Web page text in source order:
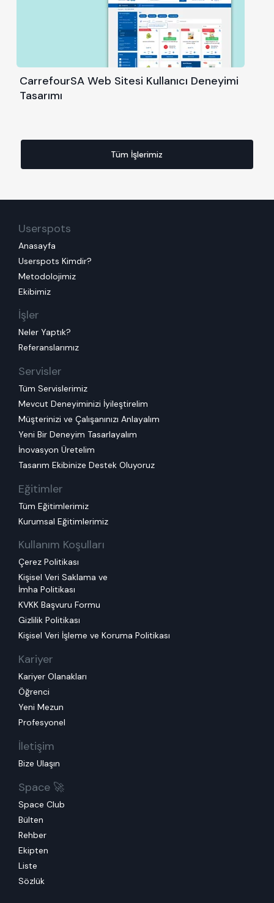
CarrefourSA Web Sitesi Kullanıcı Deneyimi
Tasarımı
Tüm İşlerimiz
Userspots
Anasayfa
Userspots Kimdir?
Metodolojimiz
Ekibimiz
İşler
Neler Yaptık?
Referanslarımız
Servisler
Tüm Servislerimiz
Mevcut Deneyiminizi İyileştirelim
Müşterinizi ve Çalışanınızı Anlayalım
Yeni Bir Deneyim Tasarlayalım
İnovasyon Üretelim
Tasarım Ekibinize Destek Oluyoruz
Eğitimler
Tüm Eğitimlerimiz
Kurumsal Eğitimlerimiz
Kullanım Koşulları
Çerez Politikası
Kişisel Veri Saklama ve
İmha Politikası
KVKK Başvuru Formu
Gizlilik Politikası
Kişisel Veri İşleme ve Koruma Politikası
Kariyer
Kariyer Olanakları
Öğrenci
Yeni Mezun
Profesyonel
İletişim
Bize Ulaşın
Space 🚀
Space Club
Bülten
Rehber
Ekipten
Liste
Sözlük